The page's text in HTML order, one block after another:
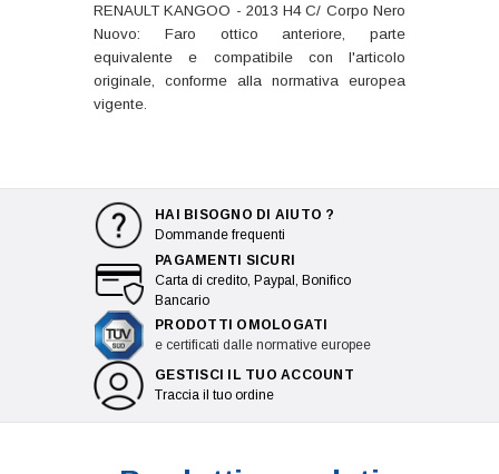
RENAULT KANGOO - 2013 H4 C/ Corpo Nero
Nuovo: Faro ottico anteriore, parte
equivalente e compatibile con l'articolo
originale, conforme alla normativa europea
vigente.
HAI BISOGNO DI AIUTO ?
Dommande frequenti
PAGAMENTI SICURI
Carta di credito, Paypal, Bonifico
Bancario
PRODOTTI OMOLOGATI
e certificati dalle normative europee
GESTISCI IL TUO ACCOUNT
Traccia il tuo ordine